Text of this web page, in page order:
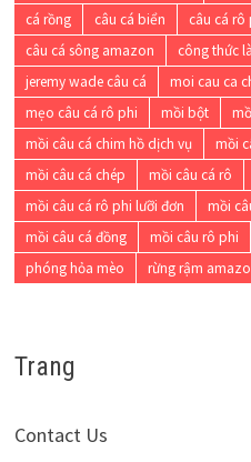
cá rồng
câu cá biển câu cá rô
câu cá sông amazon
công thức
jeremy wade câu cá
moi cau ca
mẹo câu cá rô phi
mồi bột
mồi câu cá chim hồ dịch vụ
mồi
mồi câu cá chép
mồi câu cá rô
mồi câu cá rô phi lưỡi đơn
mồi
mồi câu cá đồng
mồi câu rô phi
phóng hỏa mèo
rừng rậm
Trang
Contact Us